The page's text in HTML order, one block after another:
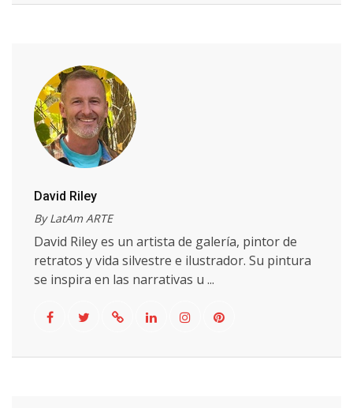
David Riley
By LatAm ARTE
David Riley es un artista de galería, pintor de
retratos y vida silvestre e ilustrador. Su pintura
se inspira en las narrativas u ...